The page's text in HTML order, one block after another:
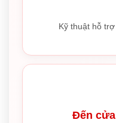
Kỹ thuật hỗ
Đến